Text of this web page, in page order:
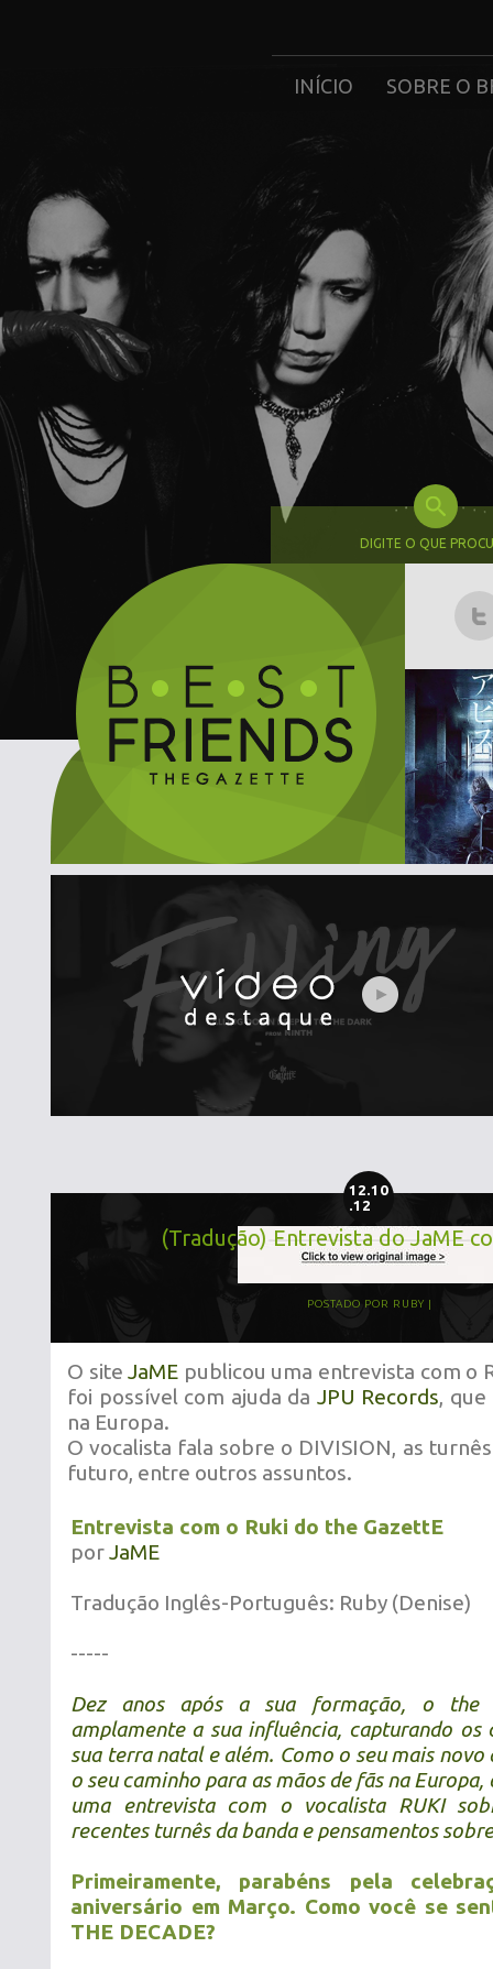
INÍCIO SOBRE O
DIGITE O QUE
12.10
.12
(Tradução) Entrevista do JaME
POSTADO POR RUBY
O siteJaME publicou uma entrevista com o
foi possível com ajuda da JPU Records, que
na Europa.
O vocalista fala sobre o DIVISION, as
futuro, entre outros assuntos.
Entrevista com o Ruki do the GazettE
porJaME
Tradução Inglês-Português: Ruby (Denise)
-----
Dez anos após a sua formação, o the
amplamente a sua influência, capturando os
sua terra natal e além. Como o seu mais novo
o seu caminho para as mãos de fãs na
uma entrevista com o vocalista RUKI
recentes turnês da banda e pensamentos
Primeiramente, parabéns pela
aniversário em Março. Como você se
THE DECADE?